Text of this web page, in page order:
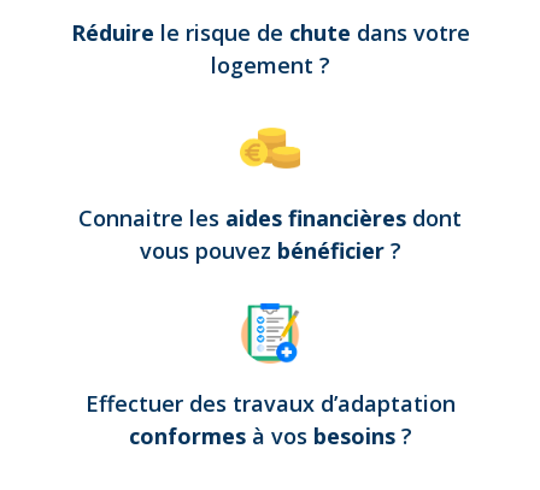
Réduire le risque de chute dans votre
logement ?
Connaitre les aides financières dont
vous pouvez bénéficier ?
Effectuer des travaux d’adaptation
conformes à vos besoins ?